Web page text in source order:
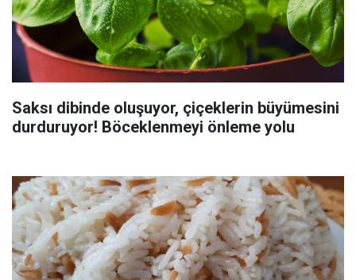
Saksı dibinde oluşuyor, çiçeklerin büyümesini
durduruyor! Böceklenmeyi önleme yolu